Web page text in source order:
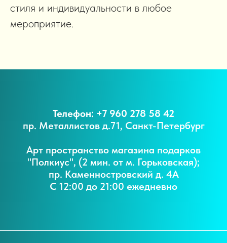
стиля и индивидуальности в любое
мероприятие.
Телефон: +7 960 278 58 42
пр. Металлистов д.71, Санкт-Петербург
Арт пространство магазина подарков
"Полкиус", (2 мин. от м. Горьковская);
пр. Каменностровский д. 4А
С 12:00 до 21:00 ежедневно